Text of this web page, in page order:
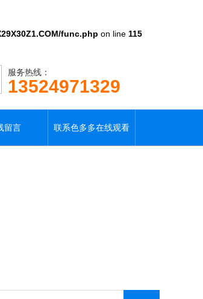
func.php on line 115
服务热线：
13524971329
留言 联系色多多在线观看